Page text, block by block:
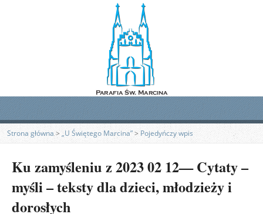
Strona główna> „U Świętego Marcina” >Pojedyńczy wpis
Ku zamyśleniu z 2023 02 12— Cytaty –
myśli – teksty dla dzieci, młodzieży i
dorosłych